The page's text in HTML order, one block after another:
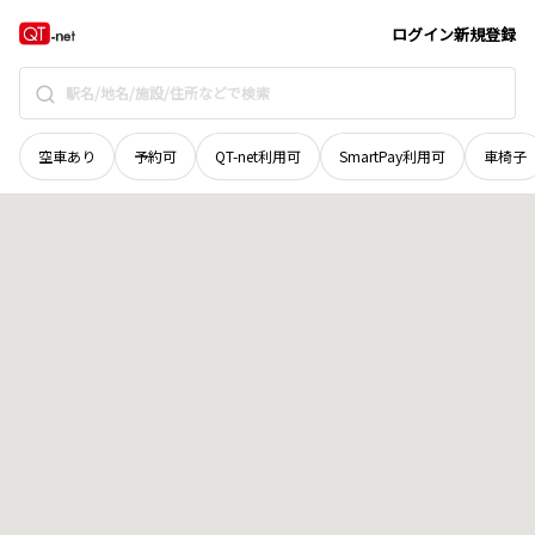
ログイン新規登録
空車あり 予約可 QT-net利用可 SmartPay利用可 車椅子
鳥取県